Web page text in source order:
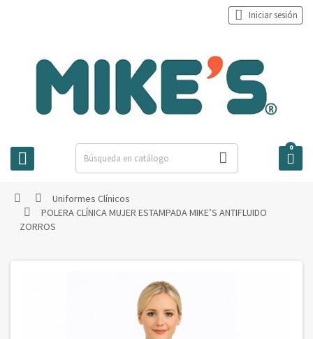
 
 Iniciar sesión

0
  Uniformes Clínicos

POLERA CLÍNICA MUJER ESTAMPADA MIKE’S ANTIFLUIDO
ZORROS